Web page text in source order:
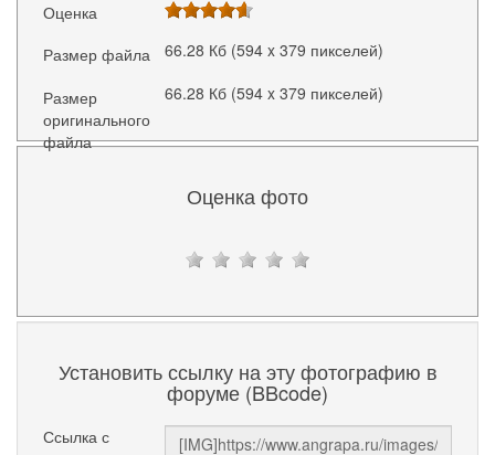
Оценка
Размер файла
66.28 Кб (594 x 379 пикселей)
Размер
оригинального
файла
66.28 Кб (594 x 379 пикселей)
Оценка фото
Установить ссылку на эту фотографию в
форуме (BBcode)
Ссылка с